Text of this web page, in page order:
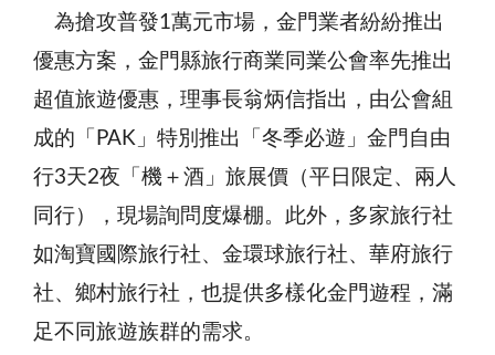
為搶攻普發1萬元市場，金門業者紛紛推出
優惠方案，金門縣旅行商業同業公會率先推出
超值旅遊優惠，理事長翁炳信指出，由公會組
成的「PAK」特別推出「冬季必遊」金門自由
行3天2夜「機＋酒」旅展價（平日限定、兩人
同行），現場詢問度爆棚。此外，多家旅行社
如淘寶國際旅行社、金環球旅行社、華府旅行
社、鄉村旅行社，也提供多樣化金門遊程，滿
足不同旅遊族群的需求。